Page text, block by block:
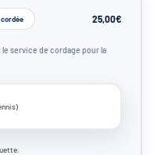
25,00€
service de cordage pour la